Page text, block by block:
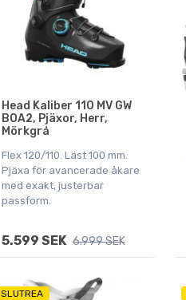
Head Kaliber 110 MV GW
BOA2, Pjäxor, Herr,
Mörkgrå
Flex 120/110. Läst 100 mm.
Pjäxa för avancerade åkare
med exakt, justerbar
passform.
5.599 SEK 6.999 SEK
SLUTREA